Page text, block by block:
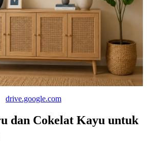
drive.google.com
dan Cokelat Kayu untuk